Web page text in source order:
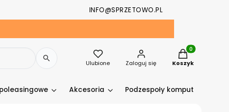
INFO@SPRZETOWO.PL
Ulubione Zaloguj się
Produkty w
Koszyk
Akcesoria Podzespoły komputerowe